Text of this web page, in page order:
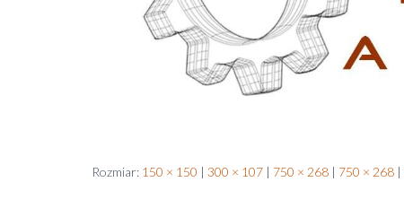
Rozmiar: 150 × 150 | 300 × 107 | 750 × 268 | 750 × 268 |